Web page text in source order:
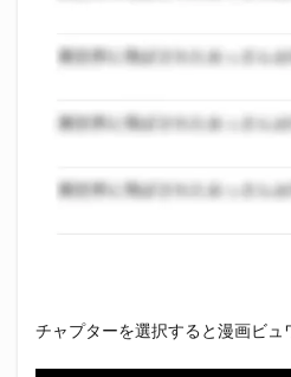
チャプターを選択すると漫画ビュ